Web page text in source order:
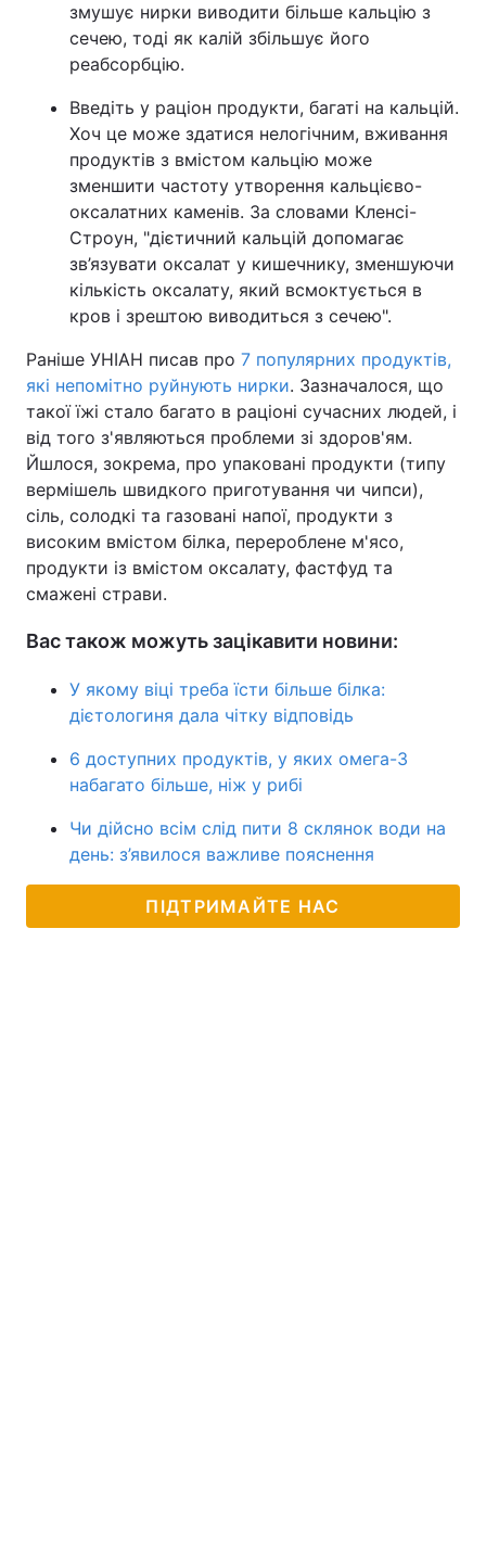
змушує нирки виводити більше кальцію з
сечею, тоді як калій збільшує його
реабсорбцію.
Введіть у раціон продукти, багаті на кальцій.
Хоч це може здатися нелогічним, вживання
продуктів з вмістом кальцію може
зменшити частоту утворення кальцієво-
оксалатних каменів. За словами Кленсі-
Строун, "дієтичний кальцій допомагає
зв’язувати оксалат у кишечнику, зменшуючи
кількість оксалату, який всмоктується в
кров і зрештою виводиться з сечею".
Раніше УНІАН писав про 7 популярних продуктів,
які непомітно руйнують нирки. Зазначалося, що
такої їжі стало багато в раціоні сучасних людей, і
від того з'являються проблеми зі здоров'ям.
Йшлося, зокрема, про упаковані продукти (типу
вермішель швидкого приготування чи чипси),
сіль, солодкі та газовані напої, продукти з
високим вмістом білка, перероблене м'ясо,
продукти із вмістом оксалату, фастфуд та
смажені страви.
Вас також можуть зацікавити новини:
У якому віці треба їсти більше білка:
дієтологиня дала чітку відповідь
6 доступних продуктів, у яких омега-3
набагато більше, ніж у рибі
Чи дійсно всім слід пити 8 склянок води на
день: з’явилося важливе пояснення
ПІДТРИМАЙТЕ НАС